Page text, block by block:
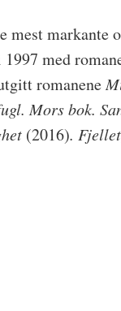
mest markante
med
romanene
Mors bok.
(2016).